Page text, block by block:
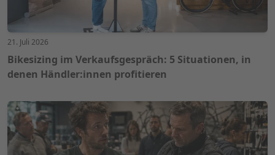
21. Juli 2026
Bikesizing im Verkaufsgespräch: 5 Situationen, in
denen Händler:innen profitieren